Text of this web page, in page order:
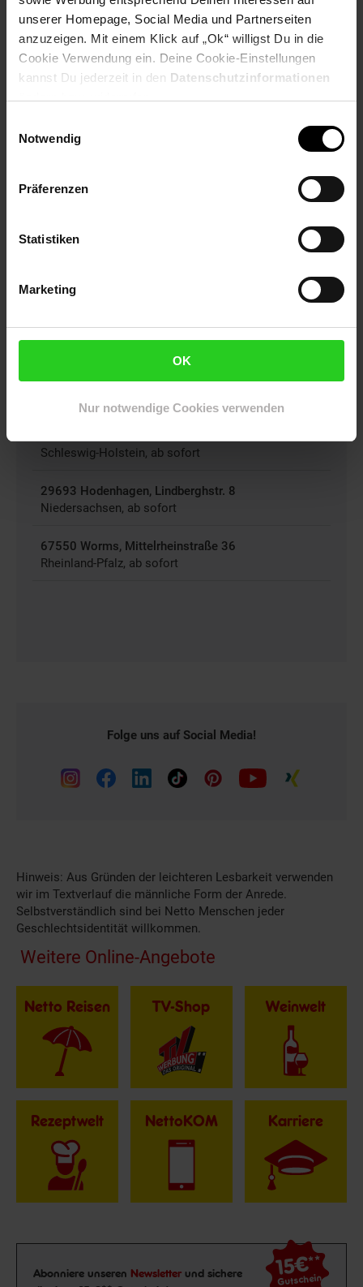
unserer Homepage, Social Media und Partnerseiten
anzuzeigen. Mit einem Klick auf „Ok“ willigst Du in die
Cookie Verwendung ein. Deine Cookie-Einstellungen
kannst Du jederzeit in den Datenschutzinformationen
Notwendig
Präferenzen
Statistiken
Marketing
OK
Nur notwendige Cookies verwenden
Standorte
Diese Stelle ist in mehreren Niederlassungen
bevorzugten Einsatzort.
Niedersachsen, ab sofort
89547 Gerstetten, Rudolf-Schels-Str. 6
Baden-Württemberg, ab sofort
24558 Henstedt-Ulzburg, Rudolf-Diesel-Straße
Schleswig-Holstein, ab sofort
29693 Hodenhagen, Lindberghstr. 8
Niedersachsen, ab sofort
67550 Worms, Mittelrheinstraße 36
Rheinland-Pfalz, ab sofort
Folge uns auf Social Media!
Hinweis: Aus Gründen der leichteren Lesbarkeit verwenden
wir im Textverlauf die männliche Form der Anrede.
Selbstverständlich sind bei Netto Menschen jeder
Geschlechtsidentität willkommen.
Fußzeile
Weitere Online-Angebote
Netto Reisen TV-Shop Weinwelt
Rezeptwelt NettoKOM Karriere
Newsletter Anmeldung
Abonniere unseren Newsletter und sichere
15€**
Gutschein